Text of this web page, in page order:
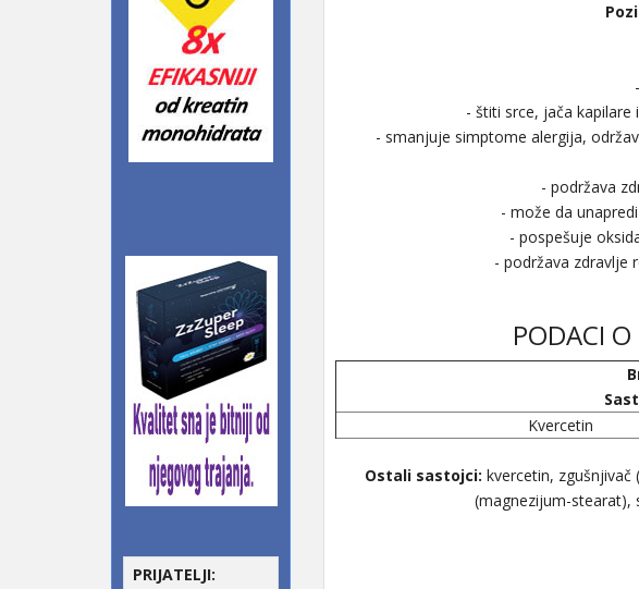
PRIJATELJI:
- štiti srce, jača
- smanjuje simptome alergija,
- podržava
- može da
- pospešuje
- podržava zdravlje
PODACI
Kvercetin
Ostali sastojci: kvercetin,
(magnezijum-stearat),